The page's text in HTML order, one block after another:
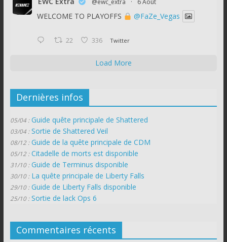
@ewc_extra · 6 Août
WELCOME TO PLAYOFFS @FaZe_Vegas
22 336 Twitter
Load More
Dernières infos
05/04 : Guide quête principale de Shattered
03/04 : Sortie de Shattered Veil
08/12 : Guide de la quête principale de CDM
05/12 : Citadelle de morts est disponible
31/10 : Guide de Terminus disponible
30/10 : La quête principale de Liberty Falls
29/10 : Guide de Liberty Falls disponible
25/10 : Sortie de lack Ops 6
Commentaires récents